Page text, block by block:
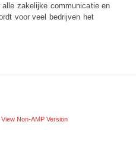
zakelijke communicatie en
voor veel bedrijven het
View Non-AMP Version